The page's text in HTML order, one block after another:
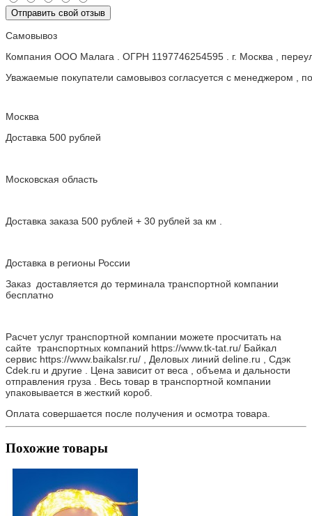
Отправить свой отзыв
Самовывоз
Компания ООО Малага . ОГРН 1197746254595 . г. Москва ,
Уважаемые покупатели самовывоз согласуется с менеджером ,
Москва
Доставка 500 рублей
Московская область
Доставка заказа 500 рублей + 30 рублей за км .
Доставка в регионы России
Заказ доставляется до терминала транспортной компании
бесплатно
Расчет услуг транспортной компании можете просчитать на
сайте транспортных компаний https://www.tk-tat.ru/ Байкал
сервис https://www.baikalsr.ru/ , Деловых линий deline.ru , Сдэк
Cdek.ru и другие . Цена зависит от веса , объема и дальности
отправления груза . Весь товар в транспортной компании
упаковывается в жесткий короб.
Оплата совершается после получения и осмотра товара.
Похожие товары